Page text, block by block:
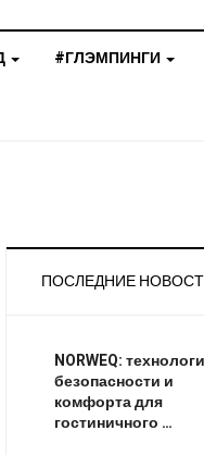
#ГЛЭМПИНГИ
ПОСЛЕДНИЕ
NORWEQ:
безопасности и
комфорта для
гостиничного …